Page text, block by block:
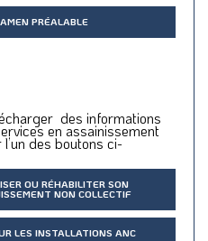
PRÉALABLE
des informations
en assainissement
des boutons ci-
OU RÉHABILITER SON
NON COLLECTIF
LES INSTALLATIONS ANC